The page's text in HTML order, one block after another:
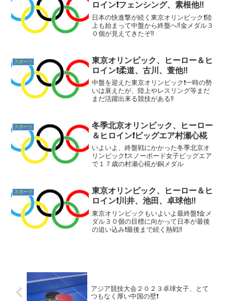
ロイン❗フェンシング、素根他‼️
日本の快進撃が続く東京オリンピック❗陸
上も始まって中盤から終盤へ‼️金メダル３
０個が見えてきたぞ‼️
スポーツ
東京オリンピック、ヒーロー＆ヒ
ロイン❗柔道、古川、萱他‼️
中盤を迎えた東京オリンピック❗一時の勢
いは衰えたが、陸上やレスリング等まだ
まだ活躍出来る競技がある‼️
スポーツ
冬季北京オリンピック、ヒーロー
＆ヒロイン❗ビッグエア村瀬心椛
いよいよ、終盤戦にかかった冬季北京オ
リンピック❗スノーボード女子ビッグエア
で１７歳の村瀬心椛が銅メダル
スポーツ
東京オリンピック、ヒーロー＆ヒ
ロイン❗川井、池田、卓球他‼️
東京オリンピックもいよいよ最終盤❗金メ
ダル３０個の目標に向かって日本が最後
の追い込み❗最後まで続く熱戦‼️
アジア競技大会２０２３卓球女子、とて
つもなく厚い中国の壁❗